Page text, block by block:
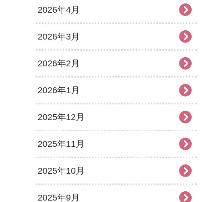
2026年4月
2026年3月
2026年2月
2026年1月
2025年12月
2025年11月
2025年10月
2025年9月